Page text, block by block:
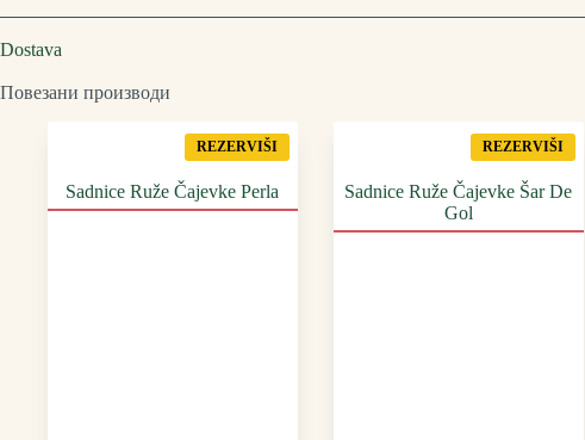
Dostava
Повезани производи
REZERVIŠI
Sadnice Ruže Čajevke Perla
REZERVIŠI
Sadnice Ruže Čajevke Šar De
Gol